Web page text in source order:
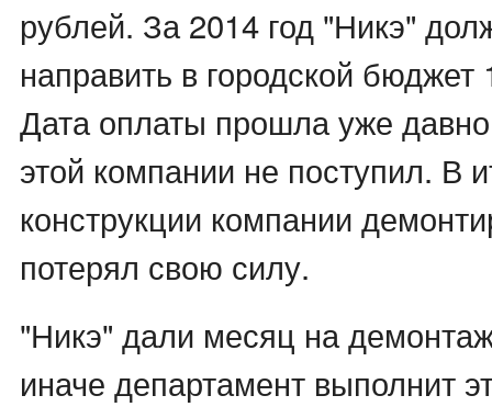
рублей. За 2014 год "Никэ"
направить в городской
Дата оплаты прошла уже
этой компании не поступил. В
конструкции компании
потерял свою силу.
"Никэ" дали месяц на
иначе департамент выполнит